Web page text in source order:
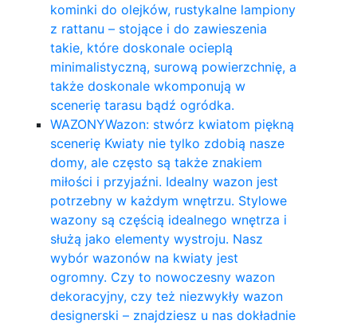
kominki do olejków, rustykalne lampiony
z rattanu – stojące i do zawieszenia
takie, które doskonale ocieplą
minimalistyczną, surową powierzchnię, a
także doskonale wkomponują w
scenerię tarasu bądź ogródka.
WAZONYWazon: stwórz kwiatom piękną
scenerię Kwiaty nie tylko zdobią nasze
domy, ale często są także znakiem
miłości i przyjaźni. Idealny wazon jest
potrzebny w każdym wnętrzu. Stylowe
wazony są częścią idealnego wnętrza i
służą jako elementy wystroju. Nasz
wybór wazonów na kwiaty jest
ogromny. Czy to nowoczesny wazon
dekoracyjny, czy też niezwykły wazon
designerski – znajdziesz u nas dokładnie